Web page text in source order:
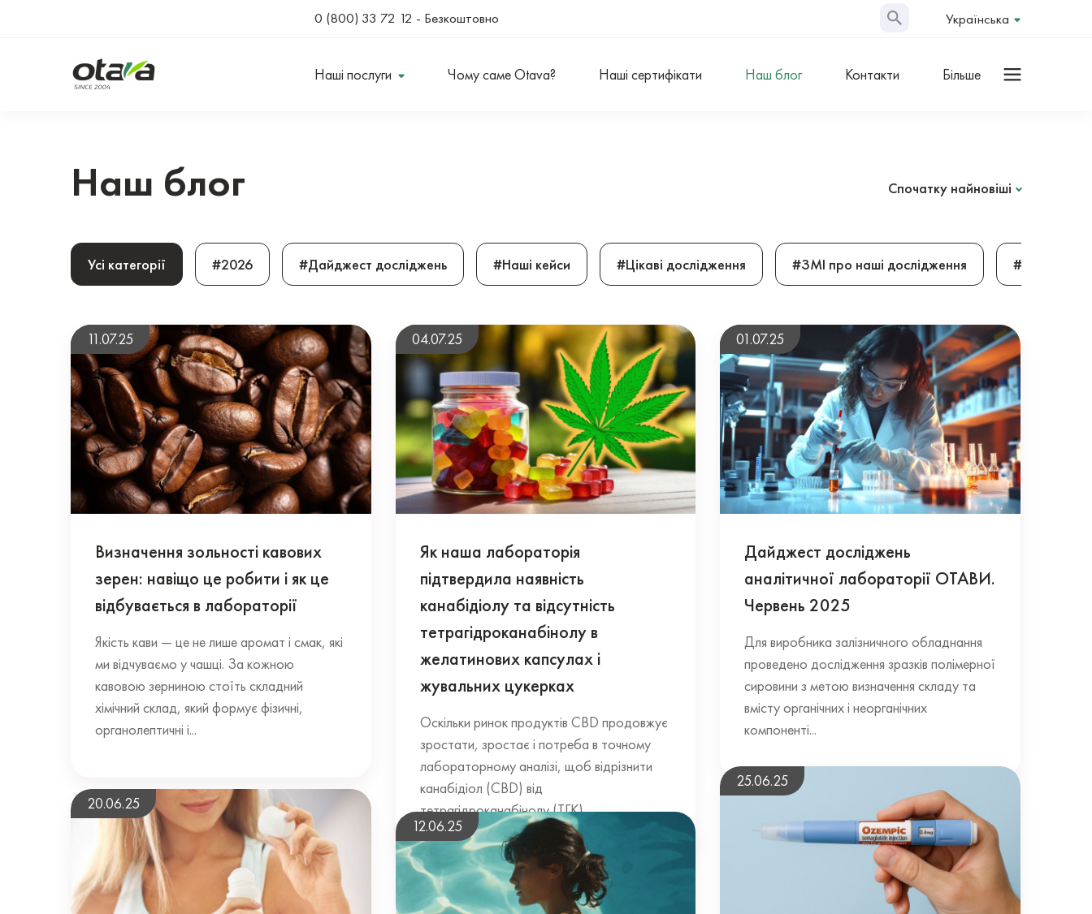
0 (800) 33 72 12 - Безкоштовно Українська
Наші послуги Чому саме Otava? Наші сертифікати Наш блог Контакти Більше
Наш блог Спочатку найновіші
Усі категорії #2026 #Дайджест досліджень #Наші кейси #Цікаві дослідження #ЗМІ про наші дослідження #2025
11.07.25
Визначення зольності кавових
зерен: навіщо це робити і як це
відбувається в лабораторії
Якість кави — це не лише аромат і смак, які
ми відчуваємо у чашці. За кожною
кавовою зерниною стоїть складний
хімічний склад, який формує фізичні,
органолептичні і...
04.07.25
Як наша лабораторія
підтвердила наявність
канабідіолу та відсутність
тетрагідроканабінолу в
желатинових капсулах і
жувальних цукерках
Оскільки ринок продуктів CBD продовжує
зростати, зростає і потреба в точному
лабораторному аналізі, щоб відрізнити
канабідіол (CBD) від
тетрагідроканабінолу (ТГК)....
01.07.25
Дайджест досліджень
аналітичної лабораторії ОТАВИ.
Червень 2025
Для виробника залізничного обладнання
проведено дослідження зразків полімерної
сировини з метою визначення складу та
вмісту органічних і неорганічних
компоненті...
25.06.25
20.06.25
12.06.25